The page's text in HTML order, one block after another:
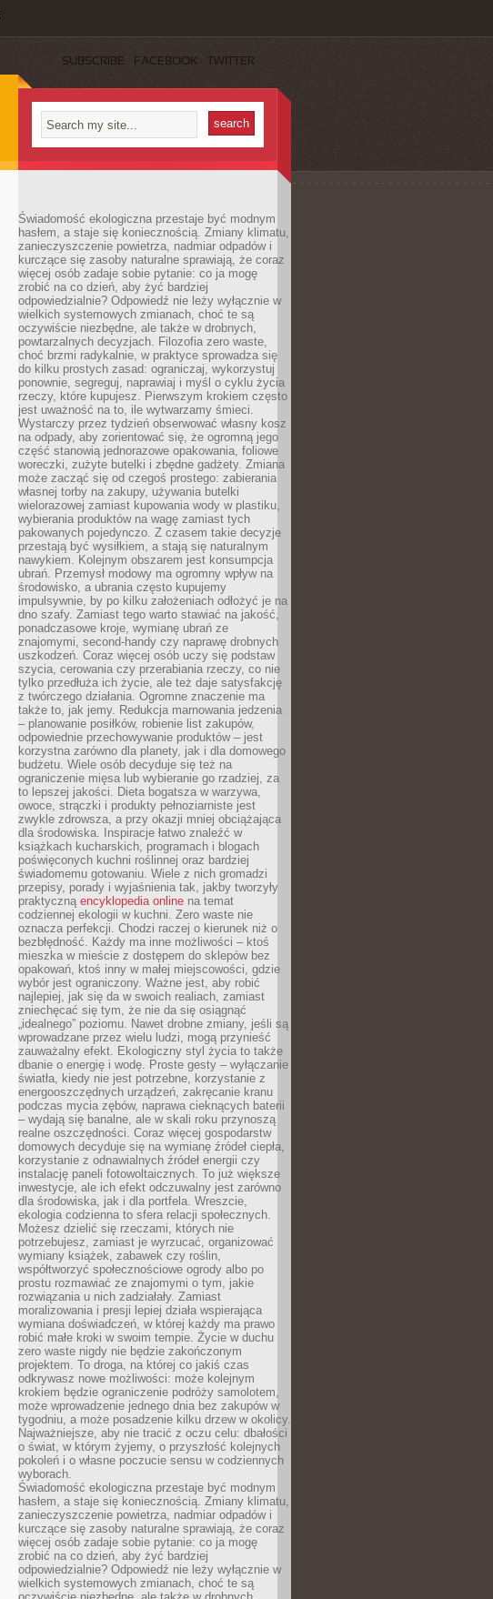
SUBSCRIBE FACEBOOK TWITTER
Świadomość ekologiczna przestaje być modnym
hasłem, a staje się koniecznością. Zmiany klimatu,
zanieczyszczenie powietrza, nadmiar odpadów i
kurczące się zasoby naturalne sprawiają, że coraz
więcej osób zadaje sobie pytanie: co ja mogę
zrobić na co dzień, aby żyć bardziej
odpowiedzialnie? Odpowiedź nie leży wyłącznie w
wielkich systemowych zmianach, choć te są
oczywiście niezbędne, ale także w drobnych,
powtarzalnych decyzjach. Filozofia zero waste,
choć brzmi radykalnie, w praktyce sprowadza się
do kilku prostych zasad: ograniczaj, wykorzystuj
ponownie, segreguj, naprawiaj i myśl o cyklu życia
rzeczy, które kupujesz. Pierwszym krokiem często
jest uważność na to, ile wytwarzamy śmieci.
Wystarczy przez tydzień obserwować własny kosz
na odpady, aby zorientować się, że ogromną jego
część stanowią jednorazowe opakowania, foliowe
woreczki, zużyte butelki i zbędne gadżety. Zmiana
może zacząć się od czegoś prostego: zabierania
własnej torby na zakupy, używania butelki
wielorazowej zamiast kupowania wody w plastiku,
wybierania produktów na wagę zamiast tych
pakowanych pojedynczo. Z czasem takie decyzje
przestają być wysiłkiem, a stają się naturalnym
nawykiem. Kolejnym obszarem jest konsumpcja
ubrań. Przemysł modowy ma ogromny wpływ na
środowisko, a ubrania często kupujemy
impulsywnie, by po kilku założeniach odłożyć je na
dno szafy. Zamiast tego warto stawiać na jakość,
ponadczasowe kroje, wymianę ubrań ze
znajomymi, second-handy czy naprawę drobnych
uszkodzeń. Coraz więcej osób uczy się podstaw
szycia, cerowania czy przerabiania rzeczy, co nie
tylko przedłuża ich życie, ale też daje satysfakcję
z twórczego działania. Ogromne znaczenie ma
także to, jak jemy. Redukcja marnowania jedzenia
– planowanie posiłków, robienie list zakupów,
odpowiednie przechowywanie produktów – jest
korzystna zarówno dla planety, jak i dla domowego
budżetu. Wiele osób decyduje się też na
ograniczenie mięsa lub wybieranie go rzadziej, za
to lepszej jakości. Dieta bogatsza w warzywa,
owoce, strączki i produkty pełnoziarniste jest
zwykle zdrowsza, a przy okazji mniej obciążająca
dla środowiska. Inspiracje łatwo znaleźć w
książkach kucharskich, programach i blogach
poświęconych kuchni roślinnej oraz bardziej
świadomemu gotowaniu. Wiele z nich gromadzi
przepisy, porady i wyjaśnienia tak, jakby tworzyły
praktyczną encyklopedia online na temat
codziennej ekologii w kuchni. Zero waste nie
oznacza perfekcji. Chodzi raczej o kierunek niż o
bezbłędność. Każdy ma inne możliwości – ktoś
mieszka w mieście z dostępem do sklepów bez
opakowań, ktoś inny w małej miejscowości, gdzie
wybór jest ograniczony. Ważne jest, aby robić
najlepiej, jak się da w swoich realiach, zamiast
zniechęcać się tym, że nie da się osiągnąć
„idealnego” poziomu. Nawet drobne zmiany, jeśli są
wprowadzane przez wielu ludzi, mogą przynieść
zauważalny efekt. Ekologiczny styl życia to także
dbanie o energię i wodę. Proste gesty – wyłączanie
światła, kiedy nie jest potrzebne, korzystanie z
energooszczędnych urządzeń, zakręcanie kranu
podczas mycia zębów, naprawa cieknących baterii
– wydają się banalne, ale w skali roku przynoszą
realne oszczędności. Coraz więcej gospodarstw
domowych decyduje się na wymianę źródeł ciepła,
korzystanie z odnawialnych źródeł energii czy
instalację paneli fotowoltaicznych. To już większe
inwestycje, ale ich efekt odczuwalny jest zarówno
dla środowiska, jak i dla portfela. Wreszcie,
ekologia codzienna to sfera relacji społecznych.
Możesz dzielić się rzeczami, których nie
potrzebujesz, zamiast je wyrzucać, organizować
wymiany książek, zabawek czy roślin,
współtworzyć społecznościowe ogrody albo po
prostu rozmawiać ze znajomymi o tym, jakie
rozwiązania u nich zadziałały. Zamiast
moralizowania i presji lepiej działa wspierająca
wymiana doświadczeń, w której każdy ma prawo
robić małe kroki w swoim tempie. Życie w duchu
zero waste nigdy nie będzie zakończonym
projektem. To droga, na której co jakiś czas
odkrywasz nowe możliwości: może kolejnym
krokiem będzie ograniczenie podróży samolotem,
może wprowadzenie jednego dnia bez zakupów w
tygodniu, a może posadzenie kilku drzew w okolicy.
Najważniejsze, aby nie tracić z oczu celu: dbałości
o świat, w którym żyjemy, o przyszłość kolejnych
pokoleń i o własne poczucie sensu w codziennych
wyborach.
Świadomość ekologiczna przestaje być modnym
hasłem, a staje się koniecznością. Zmiany klimatu,
zanieczyszczenie powietrza, nadmiar odpadów i
kurczące się zasoby naturalne sprawiają, że coraz
więcej osób zadaje sobie pytanie: co ja mogę
zrobić na co dzień, aby żyć bardziej
odpowiedzialnie? Odpowiedź nie leży wyłącznie w
wielkich systemowych zmianach, choć te są